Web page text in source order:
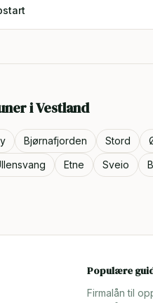
iVestland
Bjørnafjorden Stord
Etne Sveio
Populære
Firmalån til